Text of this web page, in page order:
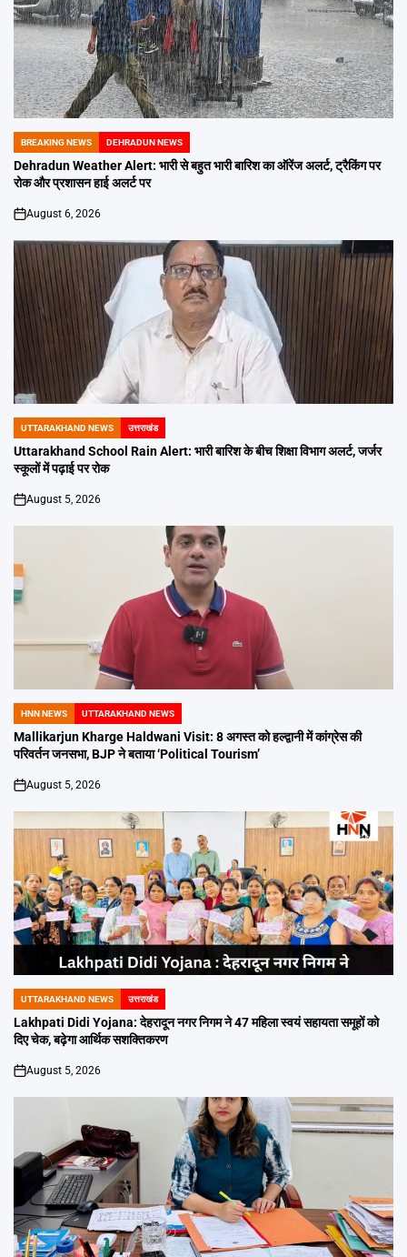
POSTED
IN
BREAKING NEWS DEHRADUN NEWS
Dehradun Weather Alert: भारी से बहुत भारी बारिश का ऑरेंज अलर्ट, ट्रैकिंग पर
रोक और प्रशासन हाई अलर्ट पर
on
August 6, 2026
POSTED
IN
UTTARAKHAND NEWS उत्तराखंड
Uttarakhand School Rain Alert: भारी बारिश के बीच शिक्षा विभाग अलर्ट, जर्जर
स्कूलों में पढ़ाई पर रोक
on
August 5, 2026
POSTED
IN
HNN NEWS UTTARAKHAND NEWS
Mallikarjun Kharge Haldwani Visit: 8 अगस्त को हल्द्वानी में कांग्रेस की
परिवर्तन जनसभा, BJP ने बताया ‘Political Tourism’
on
August 5, 2026
POSTED
IN
UTTARAKHAND NEWS उत्तराखंड
Lakhpati Didi Yojana: देहरादून नगर निगम ने 47 महिला स्वयं सहायता समूहों को
दिए चेक, बढ़ेगा आर्थिक सशक्तिकरण
on
August 5, 2026